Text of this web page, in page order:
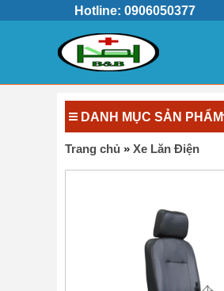
Hotline: 0906050377
DANH MỤC SẢN PHẨM
Trang chủ » Xe Lăn Điện